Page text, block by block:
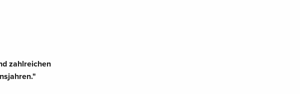
zahlreichen